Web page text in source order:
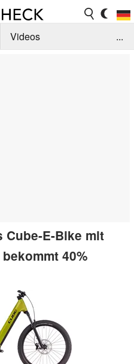
Videos
...
Cube-E-Bike mit
40%